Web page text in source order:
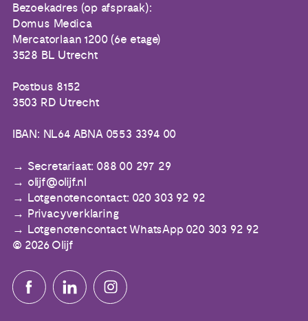
Bezoekadres (op afspraak):
Domus Medica
Mercatorlaan 1200 (6e etage)
3528 BL Utrecht
Postbus 8152
3503 RD Utrecht
IBAN: NL64 ABNA 0553 3394 00
Secretariaat: 088 00 297 29
olijf@olijf.nl
Lotgenotencontact: 020 303 92 92
Privacyverklaring
Lotgenotencontact WhatsApp 020 303 92 92
© 2026 Olijf